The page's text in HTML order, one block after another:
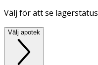
Välj för att se lagerstatus
Välj apotek